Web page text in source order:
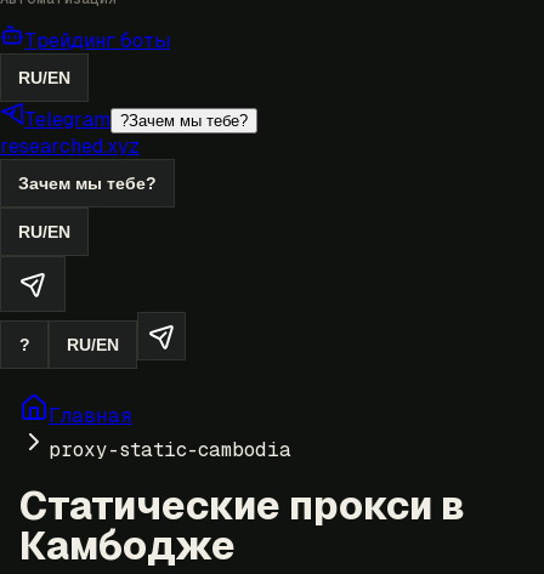
Трейдинг боты
RU/EN
Telegram ?Зачем мы тебе?
researched.xyz
Зачем мы тебе?
RU/EN
? RU/EN
Главная
proxy-static-cambodia
Статические прокси в
Камбодже